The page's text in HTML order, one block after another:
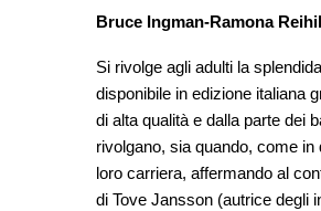
Bruce Ingman-Ramona
Si rivolge agli adulti la
disponibile in edizione italiana
di alta qualità e dalla parte dei
rivolgano, sia quando, come in
loro carriera, affermando al
di Tove Jansson (autrice degli